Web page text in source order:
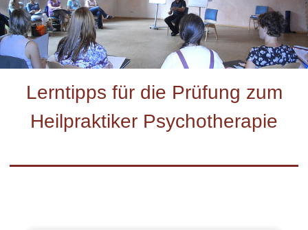
Lerntipps für die Prüfung zum
Heilpraktiker Psychotherapie